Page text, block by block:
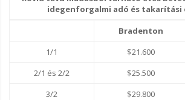
idegenforgalmi adó és takarítási
Bradenton
1/1
$21.600
2/1 és 2/2
$25.500
3/2
$29.800